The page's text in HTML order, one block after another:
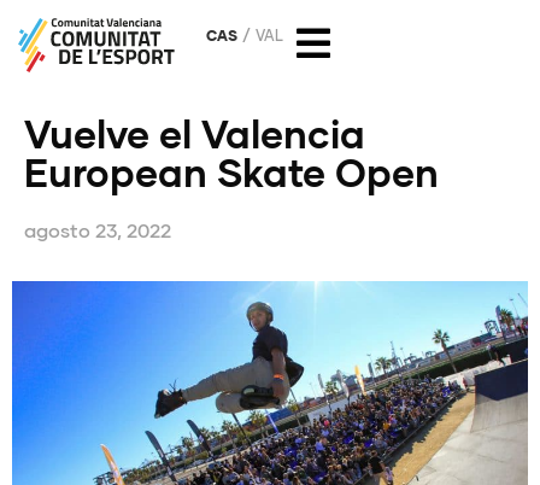
CAS VAL
Vuelve el Valencia
European Skate Open
agosto 23, 2022